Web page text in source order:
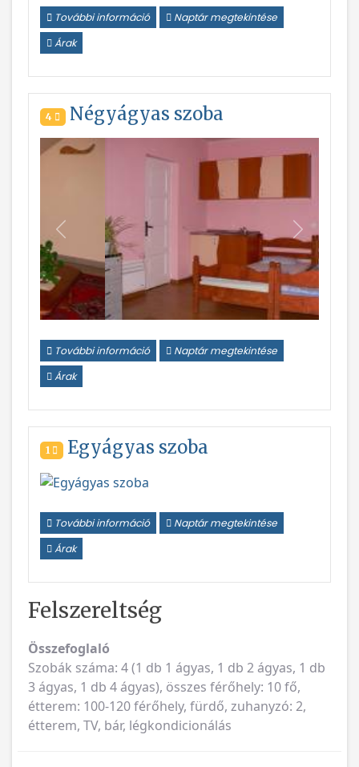
További információ
Naptár megtekintése
Árak
4 Négyágyas szoba
Vissza
További információ
Naptár megtekintése
Árak
1 Egyágyas szoba
További információ
Naptár megtekintése
Árak
Felszereltség
Összefoglaló
Szobák száma: 4 (1 db 1 ágyas, 1 db 2 ágyas, 1 db
3 ágyas, 1 db 4 ágyas), összes férőhely: 10 fő,
étterem: 100-120 férőhely, fürdő, zuhanyzó: 2,
étterem, TV, bár, légkondicionálás